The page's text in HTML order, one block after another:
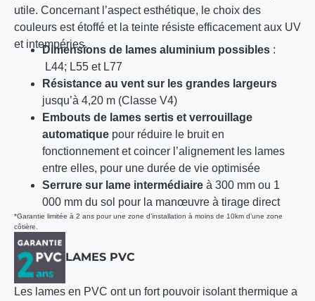
utile. Concernant l’aspect esthétique, le choix des
couleurs est étoffé et la teinte résiste efficacement aux UV
et intempéries.
Dimensions de lames aluminium possibles :
L44; L55 et L77
Résistance au vent sur les grandes largeurs
jusqu’à 4,20 m (Classe V4)
Embouts de lames sertis et verrouillage
automatique pour réduire le bruit en
fonctionnement et coincer l’alignement les lames
entre elles, pour une durée de vie optimisée
Serrure sur lame intermédiaire à 300 mm ou 1
000 mm du sol pour la manœuvre à tirage direct
*Garantie limitée à 2 ans pour une zone d’installation à moins de 10km d’une zone
côtière.
LAMES PVC
Les lames en PVC ont un fort pouvoir isolant thermique a